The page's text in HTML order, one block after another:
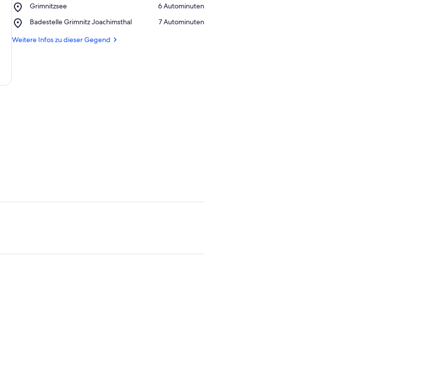
Bugsinsee
Grimnitzsee
Place,
‪6 Autominuten‬
Badestelle Grimnitz Joachimsthal
Place,
Grimnitz
‪7 Autominuten‬
Weitere Infos zu dieser Gegend